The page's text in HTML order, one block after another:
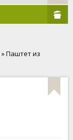
» Паштет из